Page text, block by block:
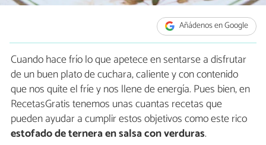
Añádenos en Google
Cuando hace frío lo que apetece en sentarse a disfrutar
de un buen plato de cuchara, caliente y con contenido
que nos quite el fríe y nos llene de energía. Pues bien, en
RecetasGratis tenemos unas cuantas recetas que
pueden ayudar a cumplir estos objetivos como este rico
estofado de ternera en salsa con verduras.